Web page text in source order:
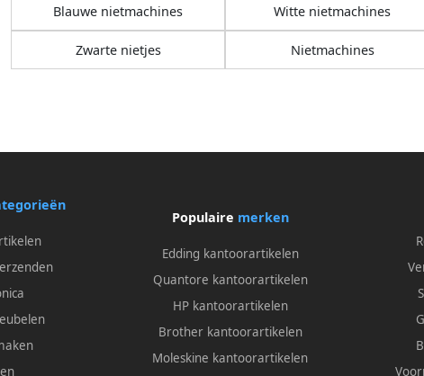
Blauwe nietmachines Witte nietmachines
Zwarte nietjes Nietmachines
Populaire merken
Edding kantoorartikelen
Quantore kantoorartikelen
HP kantoorartikelen
Brother kantoorartikelen
Moleskine kantoorartikelen